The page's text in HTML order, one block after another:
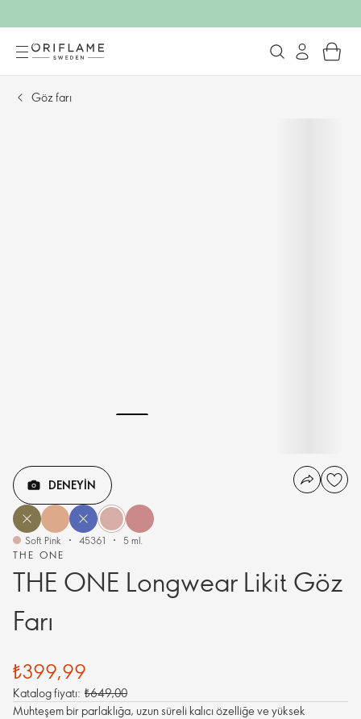
Göz farı
THE ONE
THE ONE Longwear Likit Göz
Farı
DENEYIN
Soft Pink 45361 5 ml.
₺399,99
Katalog fiyatı: ₺649,00
Muhteşem bir parlaklığa, uzun süreli kalıcı özelliğe ve yüksek